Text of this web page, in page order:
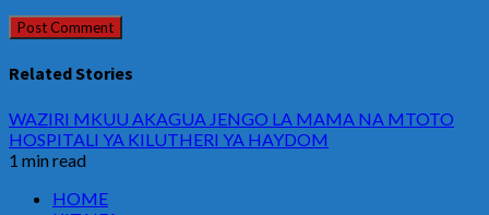
Related Stories
WAZIRI MKUU AKAGUA JENGO LA MAMA NA MTOTO
HOSPITALI YA KILUTHERI YA HAYDOM
1 min read
HOME